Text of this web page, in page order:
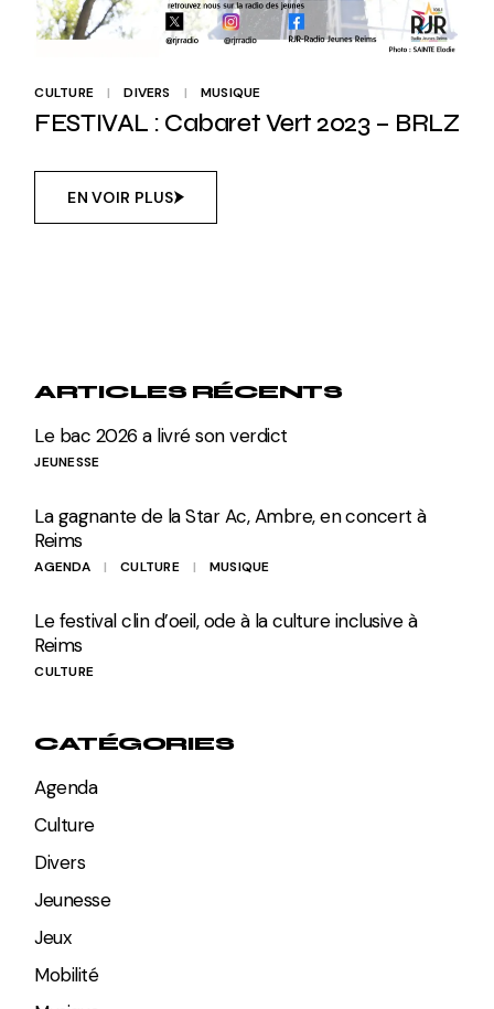
CULTURE DIVERS MUSIQUE
FESTIVAL : Cabaret Vert 2023 – BRLZ
EN VOIR PLUS
ARTICLES RÉCENTS
Le bac 2026 a livré son verdict
JEUNESSE
La gagnante de la Star Ac, Ambre, en concert à
Reims
AGENDA CULTURE MUSIQUE
Le festival clin d’oeil, ode à la culture inclusive à
Reims
CULTURE
CATÉGORIES
Agenda
Culture
Divers
Jeunesse
Jeux
Mobilité